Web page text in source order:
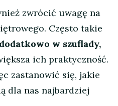
zwrócić uwagę na
Często takie
w szuflady,
ich praktyczność.
zastanowić się, jakie
dla nas najbardziej